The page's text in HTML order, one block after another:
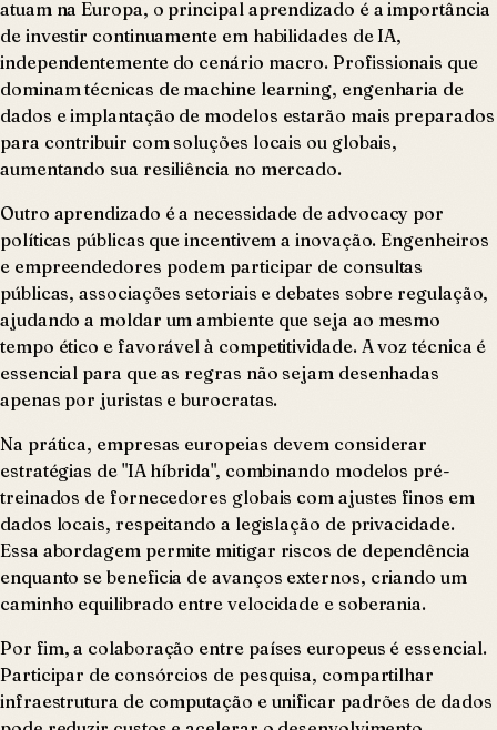
atuam na Europa, o principal aprendizado é a importância
de investir continuamente em habilidades de IA,
independentemente do cenário macro. Profissionais que
dominam técnicas de machine learning, engenharia de
dados e implantação de modelos estarão mais preparados
para contribuir com soluções locais ou globais,
aumentando sua resiliência no mercado.
Outro aprendizado é a necessidade de advocacy por
políticas públicas que incentivem a inovação. Engenheiros
e empreendedores podem participar de consultas
públicas, associações setoriais e debates sobre regulação,
ajudando a moldar um ambiente que seja ao mesmo
tempo ético e favorável à competitividade. A voz técnica é
essencial para que as regras não sejam desenhadas
apenas por juristas e burocratas.
Na prática, empresas europeias devem considerar
estratégias de "IA híbrida", combinando modelos pré-
treinados de fornecedores globais com ajustes finos em
dados locais, respeitando a legislação de privacidade.
Essa abordagem permite mitigar riscos de dependência
enquanto se beneficia de avanços externos, criando um
caminho equilibrado entre velocidade e soberania.
Por fim, a colaboração entre países europeus é essencial.
Participar de consórcios de pesquisa, compartilhar
infraestrutura de computação e unificar padrões de dados